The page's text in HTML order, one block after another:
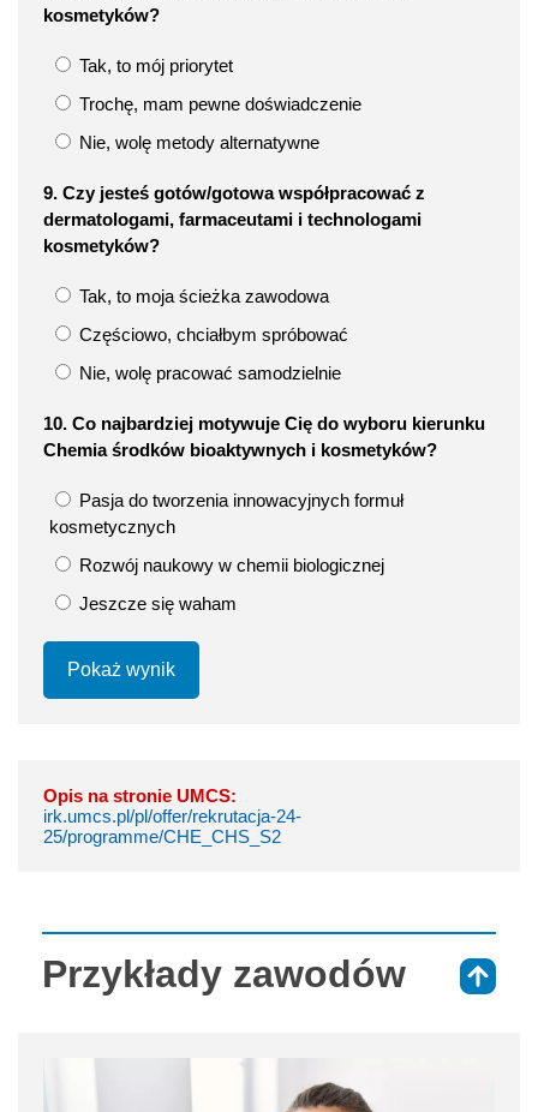
kosmetyków?
Tak, to mój priorytet
Trochę, mam pewne doświadczenie
Nie, wolę metody alternatywne
9. Czy jesteś gotów/gotowa współpracować z
dermatologami, farmaceutami i technologami
kosmetyków?
Tak, to moja ścieżka zawodowa
Częściowo, chciałbym spróbować
Nie, wolę pracować samodzielnie
10. Co najbardziej motywuje Cię do wyboru kierunku
Chemia środków bioaktywnych i kosmetyków?
Pasja do tworzenia innowacyjnych formuł
kosmetycznych
Rozwój naukowy w chemii biologicznej
Jeszcze się waham
Pokaż wynik
Opis na stronie UMCS:
irk.umcs.pl/pl/offer/rekrutacja-24-
25/programme/CHE_CHS_S2
Przykłady zawodów